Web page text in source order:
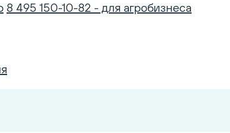
8 495 150-10-82 - для агробизнеса